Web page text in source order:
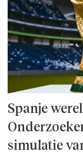
Spanje
simulatie